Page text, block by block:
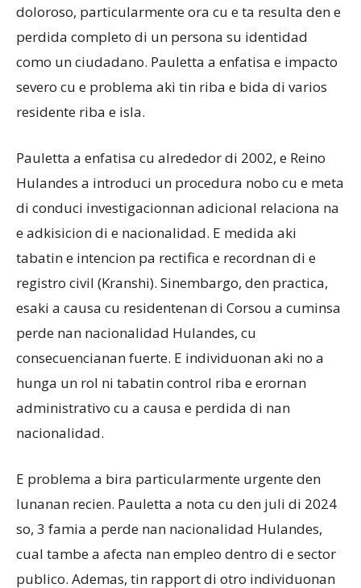
doloroso, particularmente ora cu e ta resulta den e
perdida completo di un persona su identidad
como un ciudadano. Pauletta a enfatisa e impacto
severo cu e problema aki tin riba e bida di varios
residente riba e isla.
Pauletta a enfatisa cu alrededor di 2002, e Reino
Hulandes a introduci un procedura nobo cu e meta
di conduci investigacionnan adicional relaciona na
e adkisicion di e nacionalidad. E medida aki
tabatin e intencion pa rectifica e recordnan di e
registro civil (Kranshi). Sinembargo, den practica,
esaki a causa cu residentenan di Corsou a cuminsa
perde nan nacionalidad Hulandes, cu
consecuencianan fuerte. E individuonan aki no a
hunga un rol ni tabatin control riba e erornan
administrativo cu a causa e perdida di nan
nacionalidad.
E problema a bira particularmente urgente den
lunanan recien. Pauletta a nota cu den juli di 2024
so, 3 famia a perde nan nacionalidad Hulandes,
cual tambe a afecta nan empleo dentro di e sector
publico. Ademas, tin rapport di otro individuonan